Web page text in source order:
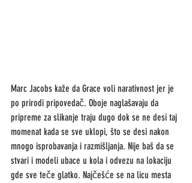
Marc Jacobs kaže da Grace voli narativnost jer je
po prirodi pripovedač. Oboje naglašavaju da
pripreme za slikanje traju dugo dok se ne desi taj
momenat kada se sve uklopi, što se desi nakon
mnogo isprobavanja i razmišljanja. Nije baš da se
stvari i modeli ubace u kola i odvezu na lokaciju
gde sve teče glatko. Najčešće se na licu mesta